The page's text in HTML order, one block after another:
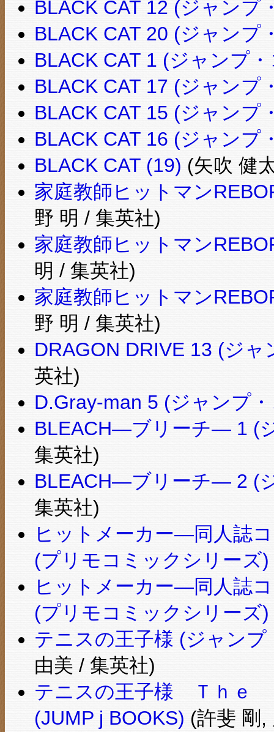
BLACK CAT 12 (ジャンプ
BLACK CAT 20 (ジャンプ
BLACK CAT 1 (ジャンプ
BLACK CAT 17 (ジャンプ
BLACK CAT 15 (ジャンプ
BLACK CAT 16 (ジャンプ
BLACK CAT (19) (矢吹 健
家庭教師ヒットマン
野 明 / 集英社)
家庭教師ヒットマン
明 / 集英社)
家庭教師ヒットマン
野 明 / 集英社)
DRAGON DRIVE 13 (ジ
英社)
D.Gray-man 5 (ジャンプ
BLEACH―ブリーチ― 1 (
集英社)
BLEACH―ブリーチ― 2 (
集英社)
ヒットメーカー―同人誌
(プリモコミックシリーズ)
ヒットメーカー―同人誌
(プリモコミックシリーズ)
テニスの王子様 (ジャン
由美 / 集英社)
テニスの王子様 Ｔｈｅ
(JUMP j BOOKS) (許斐 剛,